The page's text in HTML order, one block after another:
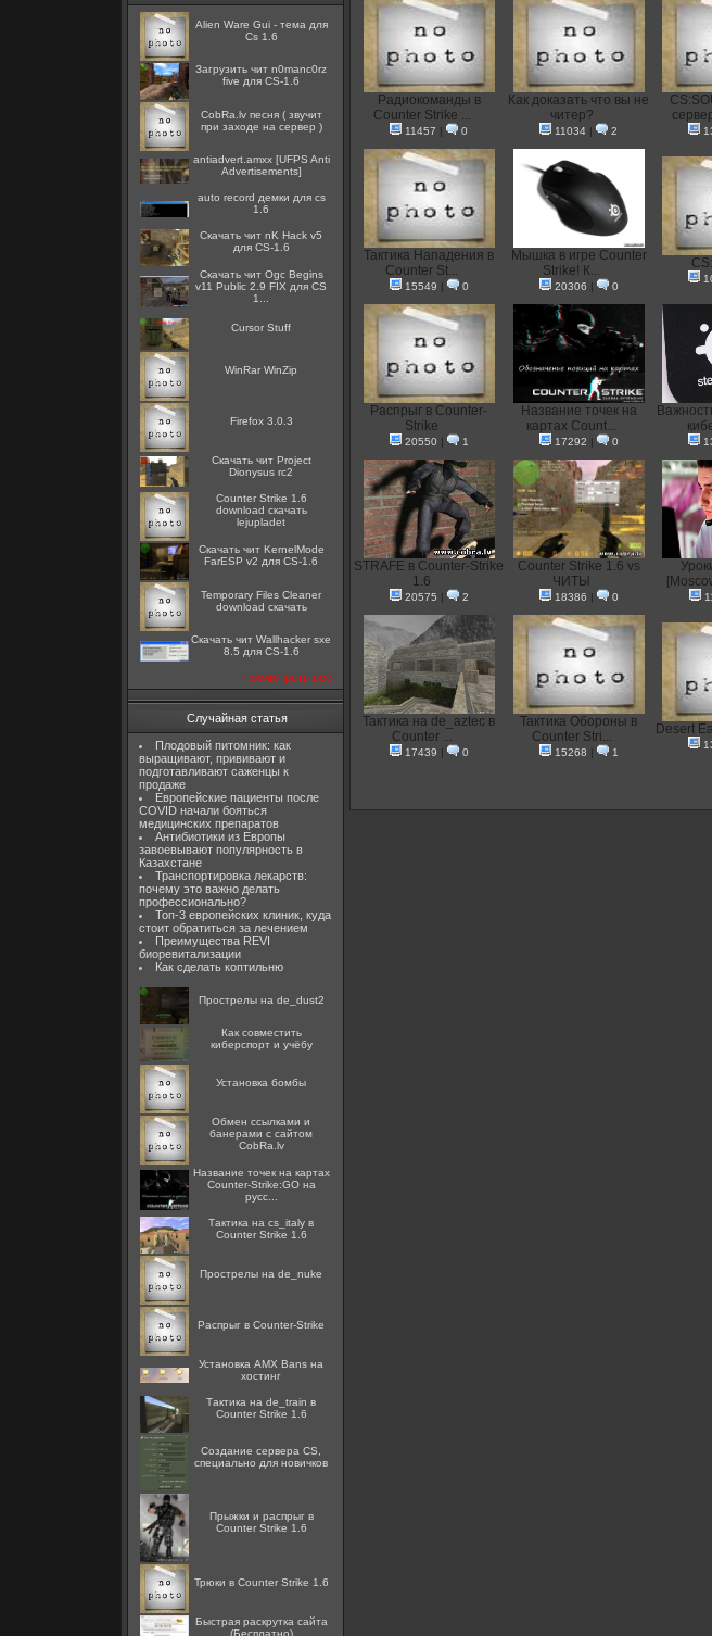
Alien Ware Gui - тема для
Cs 1.6
Загрузить чит n0manc0rz
five для CS-1.6
CobRa.lv песня ( звучит
при заходе на сервер )
antiadvert.amxx [UFPS Anti
Advertisements]
auto record демки для cs
1.6
Скачать чит nK Hack v5
для CS-1.6
Скачать чит Ogc Begins
v11 Public 2.9 FIX для CS
1...
Cursor Stuff
WinRar WinZip
Firefox 3.0.3
Скачать чит Project
Dionysus rc2
Counter Strike 1.6
download скачать
lejupladet
Скачать чит KernelMode
FarESP v2 для CS-1.6
Temporary Files Cleaner
download скачать
Скачать чит Wallhacker sxe
8.5 для CS-1.6
посмотреть все
Случайная статья
Плодовый питомник: как
выращивают, прививают и
подготавливают саженцы к
продаже
Европейские пациенты после
COVID начали бояться
медицинских препаратов
Антибиотики из Европы
завоевывают популярность в
Казахстане
Транспортировка лекарств:
почему это важно делать
профессионально?
Топ-3 европейских клиник, куда
стоит обратиться за лечением
Преимущества REVI
биоревитализации
Как сделать коптильню
Прострелы на de_dust2
Как совместить
киберспорт и учёбу
Установка бомбы
Oбмен ссылками и
банерами с сайтом
CobRa.lv
Название точек на картах
Counter-Strike:GO на
русс...
Тактика на cs_italy в
Counter Strike 1.6
Прострелы на de_nuke
Распрыг в Counter-Strike
Установка AMX Bans на
хостинг
Тактика на de_train в
Counter Strike 1.6
Создание сервера CS,
специально для новичков
Прыжки и распрыг в
Counter Strike 1.6
Трюки в Counter Strike 1.6
Быстрая раскрутка сайта
(Бесплатно)
Радиокоманды в
Counter Strike ...
11457 | 0
Как доказать что вы не
читер?
11034 | 2
Тактика Нападения в
Counter St...
15549 | 0
Мышка в игре Counter
Strike! К...
20306 | 0
Распрыг в Counter-
Strike
20550 | 1
Название точек на
картах Count...
17292 | 0
STRAFE в Counter-Strike
1.6
20575 | 2
Counter Strike 1.6 vs
ЧИТЫ
18386 | 0
Тактика на de_aztec в
Counter ...
17439 | 0
Тактика Обороны в
Counter Stri...
15268 | 1
Desert